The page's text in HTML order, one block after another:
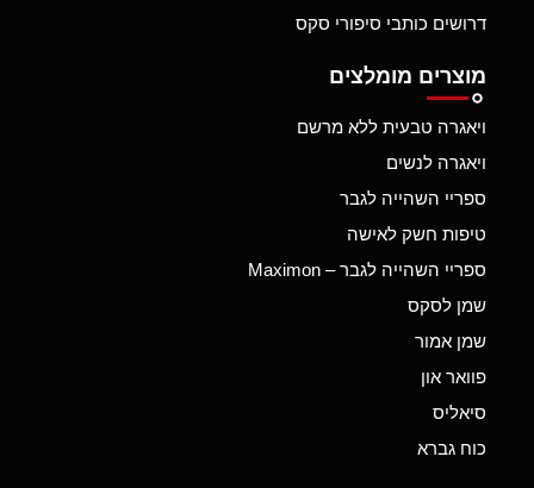
דרושים כותבי סיפורי סקס
מוצרים מומלצים
ויאגרה טבעית ללא מרשם
ויאגרה לנשים
ספריי השהייה לגבר
טיפות חשק לאישה
ספריי השהייה לגבר – Maximon
שמן לסקס
שמן אמור
פוואר און
סיאליס
כוח גברא